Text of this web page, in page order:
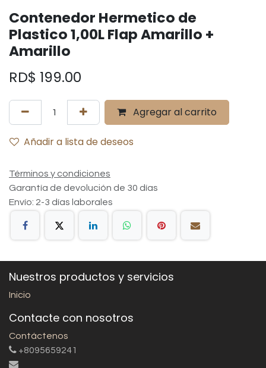
Contenedor Hermetico de
Plastico 1,00L Flap Amarillo +
Amarillo
RD$ 199.00
Agregar al carrito
Añadir a lista de deseos
Términos y condiciones
Garantía de devolución de 30 días
Envío: 2-3 días laborales
Nuestros productos y servicios
Inicio
Contacte con nosotros
Contáctenos
+8095659241